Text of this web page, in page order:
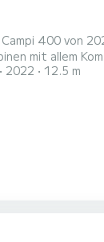
400 von
einen
2022 12.5 m